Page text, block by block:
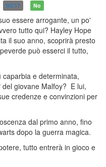
NC17 No
essere arrogante, un po'
tutto qui? Hayley Hope
il suo anno, scoprirà presto
può esserci il tutto,
e determinata,
giovane Malfoy? E lui,
credenze e convinzioni per
dal primo anno, fino
dopo la guerra magica.
tutto entrerà in gioco e